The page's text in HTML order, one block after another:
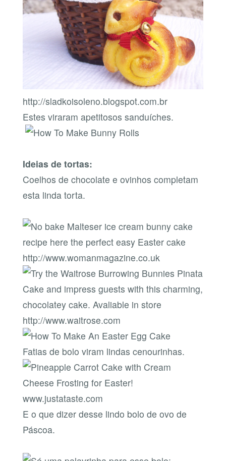
http://sladkoisoleno.blogspot.com.br
Estes viraram apetitosos sanduíches.
Ideias de tortas:
Coelhos de chocolate e ovinhos completam
esta linda torta.
http://www.womanmagazine.co.uk
http://www.waitrose.com
Fatias de bolo viram lindas cenourinhas.
www.justataste.com
E o que dizer desse lindo bolo de ovo de
Páscoa.